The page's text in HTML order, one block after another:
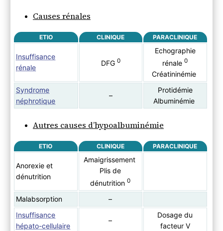
Causes rénales
ETIO CLINIQUE PARACLINIQUE
Insuffisance
rénale
DFG 0
Echographie
rénale0
Créatininémie
Syndrome
néphrotique
–
Protidémie
Albuminémie
Autres causes d’hypoalbuminémie
ETIO CLINIQUE PARACLINIQUE
Anorexie et
dénutrition
Amaigrissement
Plis de
dénutrition0
Malabsorption
–
Insuffisance
hépato-cellulaire
–
Dosage du
facteur V